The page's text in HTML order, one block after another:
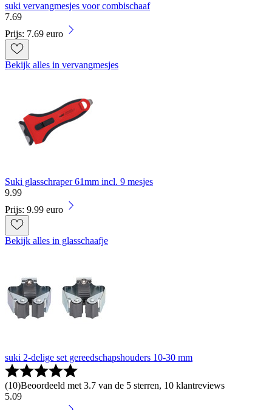
suki vervangmesjes voor combischaaf
7.69
Prijs: 7.69 euro
Bekijk alles in vervangmesjes
Suki glasschraper 61mm incl. 9 mesjes
9.99
Prijs: 9.99 euro
Bekijk alles in glasschaafje
suki 2-delige set gereedschapshouders 10-30 mm
(10)Beoordeeld met 3.7 van de 5 sterren, 10 klantreviews
5.09